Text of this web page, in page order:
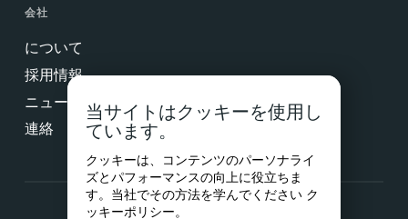
会社
について
採用情報
ニュース&プレス
連絡
当サイトはクッキーを使用し
ています。
クッキーは、コンテンツのパーソナライ
ズとパフォーマンスの向上に役立ちま
す。当社でその方法を学んでください ク
ッキーポリシー。